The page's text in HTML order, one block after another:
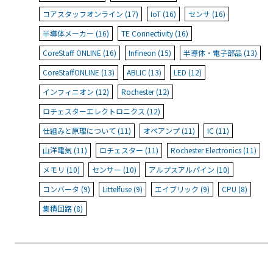
コアスタッフオンライン (17)
IoT (16)
センサ (16)
半導体メーカー (16)
TE Connectivity (16)
CoreStaff ONLINE (16)
Infineon (15)
半導体・電子部品 (13)
CoreStaffONLINE (13)
ABLIC (13)
LED (12)
インフィニオン (12)
Rochester (12)
ロチェスターエレクトロニクス (12)
仕組みと原理について (11)
オペアンプ (11)
IC (11)
山洋電気 (11)
ロチェスター (11)
Rochester Electronics (11)
メモリ (10)
センサー (10)
アルプスアルパイン (10)
コンバータ (9)
Littelfuse (9) エイブリック (9)
CPU (8)
集積回路 (8)